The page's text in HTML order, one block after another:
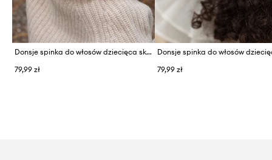
Donsje spinka do włosów dziecięca skórzana Josy Exclusive Hairclip Mouse
79,99 zł
79,99 zł